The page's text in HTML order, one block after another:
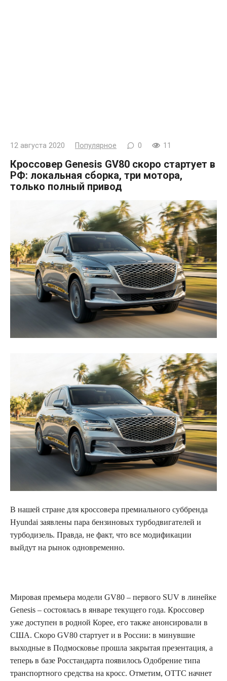
12 августа 2020 Популярное 0 11
Кроссовер Genesis GV80 скоро стартует в
РФ: локальная сборка, три мотора,
только полный привод
В нашей стране для кроссовера премиального суббренда
Hyundai заявлены пара бензиновых турбодвигателей и
турбодизель. Правда, не факт, что все модификации
выйдут на рынок одновременно.
Мировая премьера модели GV80 – первого SUV в линейке
Genesis – состоялась в январе текущего года. Кроссовер
уже доступен в родной Корее, его также анонсировали в
США. Скоро GV80 стартует и в России: в минувшие
выходные в Подмосковье прошла закрытая презентация, а
теперь в базе Росстандарта появилось Одобрение типа
транспортного средства на кросс. Отметим, ОТТС начнет